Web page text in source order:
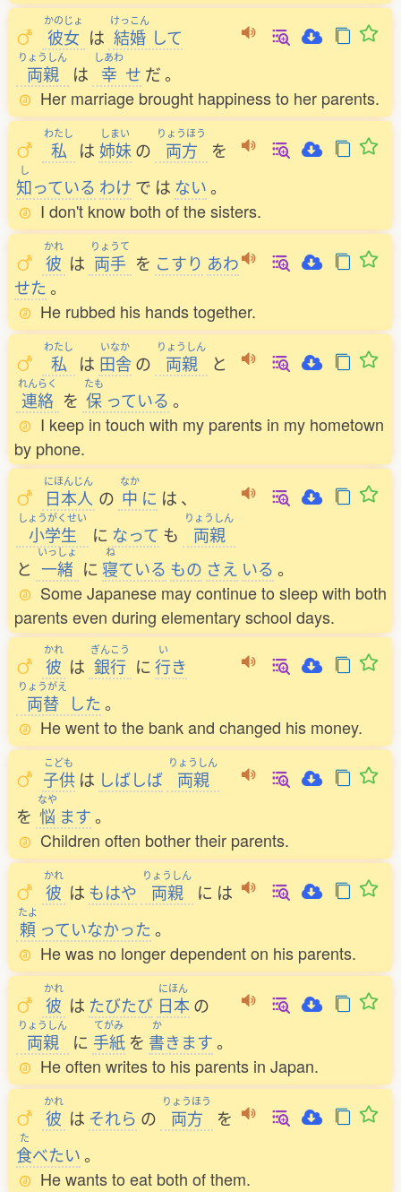
かのじょ
彼女 は
けっこん
結婚 して
りょうしん
両親 は
しあわ
幸 せ だ。
Her marriage brought happiness to her parents.
わたし
私 は
しまい
姉妹 の
りょうほう
両方 を
し
知っている わけ で は ない。
I don't know both of the sisters.
かれ
彼 は
りょうて
両手 を こすり あわ
せた。
He rubbed his hands together.
わたし
私 は
いなか
田舎 の
りょうしん
両親 と
れんらく
連絡 を
たも
保 っている 。
I keep in touch with my parents in my hometown
by phone.
にほんじん
日本人 の
なか
中 に は 、
しょうがくせい
小学生 に なって も
りょうしん
両親
と
いっしょ
一緒 に
ね
寝ている もの さえ いる 。
Some Japanese may continue to sleep with both
parents even during elementary school days.
かれ
彼 は
ぎんこう
銀行 に
い
行き
りょうがえ
両替 した。
He went to the bank and changed his money.
こども
子供 は しばしば
りょうしん
両親
を
なや
悩 ます。
Children often bother their parents.
かれ
彼 は もはや
りょうしん
両親 に は
たよ
頼 っていなかった。
He was no longer dependent on his parents.
かれ
彼 は たびたび
にほん
日本 の
りょうしん
両親 に
てがみ
手紙 を
か
書きます。
He often writes to his parents in Japan.
かれ
彼 は それら の
りょうほう
両方 を
た
食べたい。
He wants to eat both of them.